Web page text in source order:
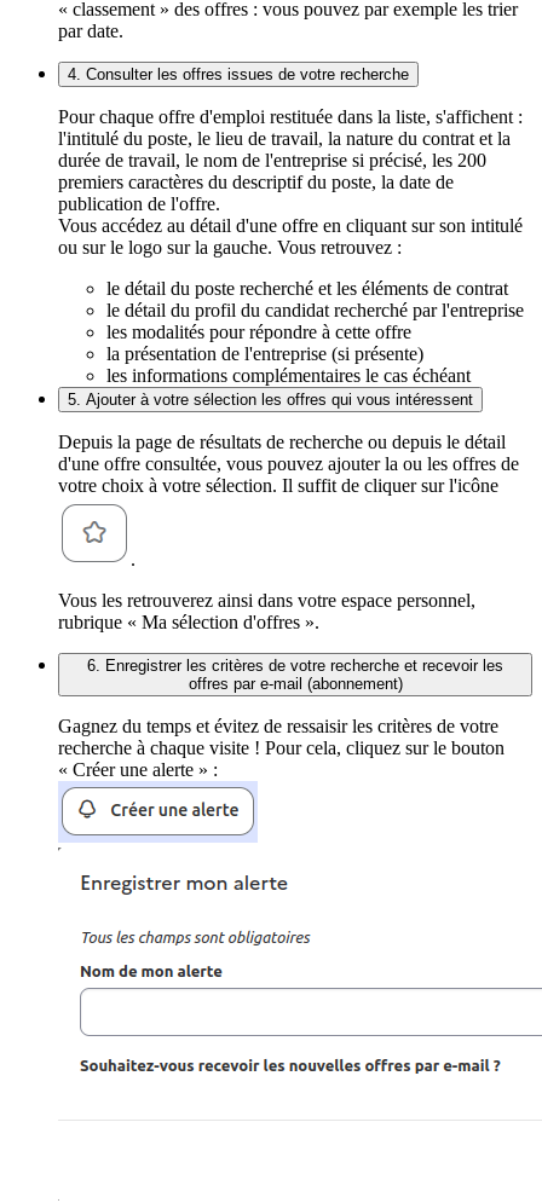
« classement » des offres : vous pouvez par exemple les trier
par date.
4. Consulter les offres issues de votre recherche
Pour chaque offre d'emploi restituée dans la liste, s'affichent :
l'intitulé du poste, le lieu de travail, la nature du contrat et la
durée de travail, le nom de l'entreprise si précisé, les 200
premiers caractères du descriptif du poste, la date de
publication de l'offre.
Vous accédez au détail d'une offre en cliquant sur son intitulé
ou sur le logo sur la gauche. Vous retrouvez :
le détail du poste recherché et les éléments de contrat
le détail du profil du candidat recherché par l'entreprise
les modalités pour répondre à cette offre
la présentation de l'entreprise (si présente)
les informations complémentaires le cas échéant
5. Ajouter à votre sélection les offres qui vous intéressent
Depuis la page de résultats de recherche ou depuis le détail
d'une offre consultée, vous pouvez ajouter la ou les offres de
votre choix à votre sélection. Il suffit de cliquer sur l'icône
.
Vous les retrouverez ainsi dans votre espace personnel,
rubrique « Ma sélection d'offres ».
6. Enregistrer les critères de votre recherche et recevoir les
offres par e-mail (abonnement)
Gagnez du temps et évitez de ressaisir les critères de votre
recherche à chaque visite ! Pour cela, cliquez sur le bouton
« Créer une alerte » :